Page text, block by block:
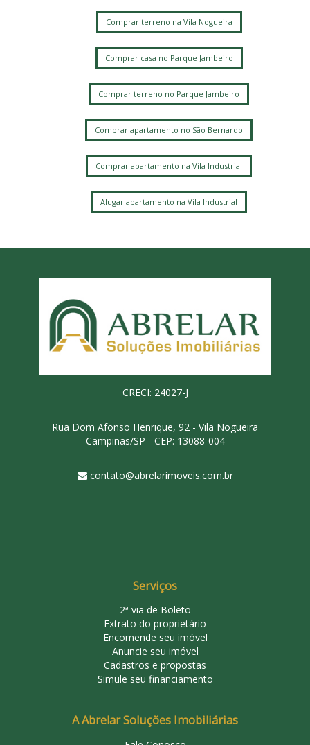
Comprar terreno na Vila Nogueira
Comprar casa no Parque Jambeiro
Comprar terreno no Parque Jambeiro
Comprar apartamento no São Bernardo
Comprar apartamento na Vila Industrial
Alugar apartamento na Vila Industrial
CRECI: 24027-J
Rua Dom Afonso Henrique, 92 - Vila Nogueira
Campinas/SP - CEP: 13088-004
contato@abrelarimoveis.com.br
Serviços
2ª via de Boleto
Extrato do proprietário
Encomende seu imóvel
Anuncie seu imóvel
Cadastros e propostas
Simule seu financiamento
A Abrelar Soluções Imobiliárias